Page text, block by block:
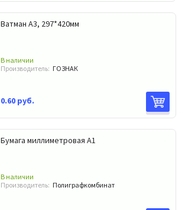
Ватман А3, 297*420мм
В наличии
Производитель: ГОЗНАК
0.60 руб.
Бумага миллиметровая А1
В наличии
Производитель: Полиграфкомбинат